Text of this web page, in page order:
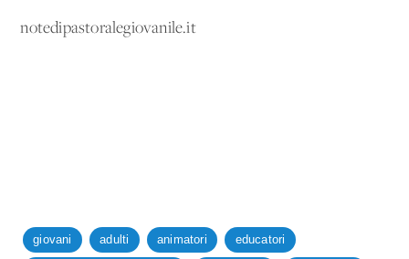
notedipastoralegiovanile.it
giovani adulti animatori educatori